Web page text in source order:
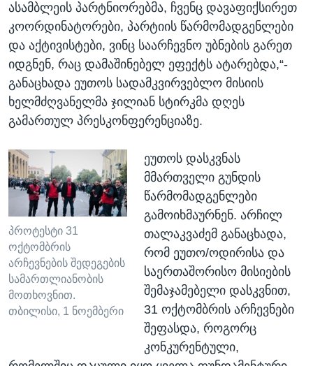
ასამბლეის პარტნიორებმა, ჩვენც დავაფიქსირეთ
კოორდინატორები, პარტიის წარმომადგენლები
და აქტივისტები, ვინც საარჩევნო უბნების გარეთ
იდგნენ, რაც დამაშინებელ ეფექტს ატარებდა,“-
განაცხადა ეუთოს სადამკვირვებლო მისიის
ხელმძღვანელმა ჯილიან სტირკმა დღეს
გამართულ პრესკონფერენციაზე.
პროტესტი 31
ოქტომბრის
არჩევნების შედეგების
სამართლიანობის
მოთხოვნით.
თბილისი, 1 ნოემბერი
ეუთოს დასკვნას
მმართველი გუნდის
წარმომადგენლები
გამოიხმაურნენ. არჩილ
თალაკვაძემ განაცხადა,
რომ ეუთო/ოდირისა და
საერთაშორისო მისიების
შემაჯამებელი დასკვნით,
31 ოქტომბრის არჩევნები
შეფასდა, როგორც
კონკურენტული,